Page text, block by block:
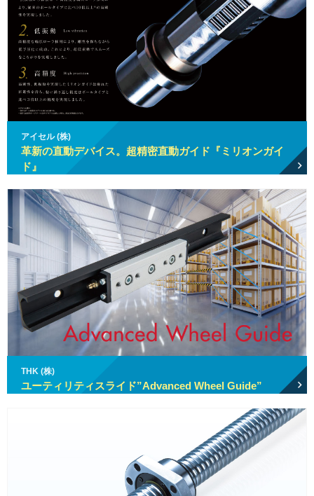
アイセル (株)
革新の直動デバイス。超精密直動ガイド『ミリオンガイ
ド』
THK (株)
ユーティリティスライド”Advanced Wheel Guide”